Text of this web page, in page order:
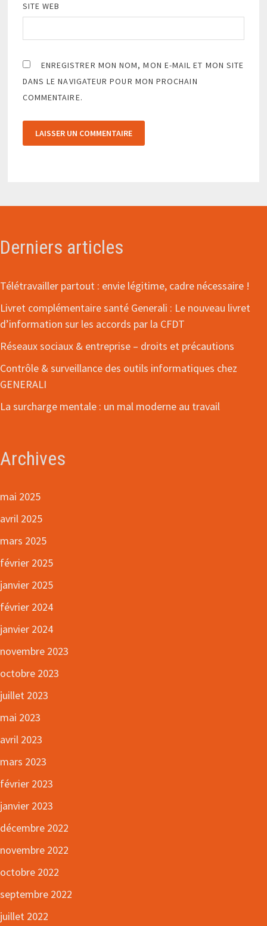
SITE WEB
ENREGISTRER MON NOM, MON E-MAIL ET MON SITE
DANS LE NAVIGATEUR POUR MON PROCHAIN
COMMENTAIRE.
Derniers articles
Télétravailler partout : envie légitime, cadre nécessaire !
Livret complémentaire santé Generali : Le nouveau livret
d’information sur les accords par la CFDT
Réseaux sociaux & entreprise – droits et précautions
Contrôle & surveillance des outils informatiques chez
GENERALI
La surcharge mentale : un mal moderne au travail
Archives
mai 2025
avril 2025
mars 2025
février 2025
janvier 2025
février 2024
janvier 2024
novembre 2023
octobre 2023
juillet 2023
mai 2023
avril 2023
mars 2023
février 2023
janvier 2023
décembre 2022
novembre 2022
octobre 2022
septembre 2022
juillet 2022